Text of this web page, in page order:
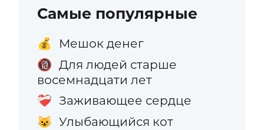
Самые популярные
💰 Мешок денег
🔞 Для людей старше
восемнадцати лет
❤️‍🩹 Заживающее сердце
😺 Улыбающийся кот